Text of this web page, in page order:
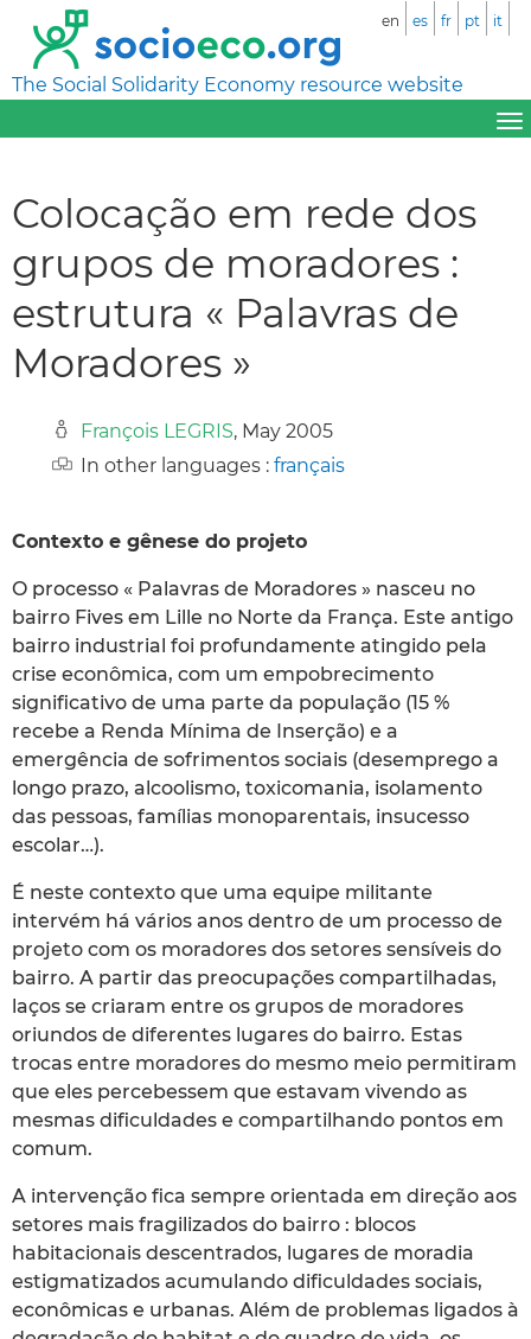
The Social Solidarity Economy resource website
en es fr pt it
Colocação em rede dos
grupos de moradores :
estrutura « Palavras de
Moradores »
François LEGRIS, May 2005
In other languages : français
Contexto e gênese do projeto
O processo « Palavras de Moradores » nasceu no
bairro Fives em Lille no Norte da França. Este antigo
bairro industrial foi profundamente atingido pela
crise econômica, com um empobrecimento
significativo de uma parte da população (15 %
recebe a Renda Mínima de Inserção) e a
emergência de sofrimentos sociais (desemprego a
longo prazo, alcoolismo, toxicomania, isolamento
das pessoas, famílias monoparentais, insucesso
escolar…).
É neste contexto que uma equipe militante
intervém há vários anos dentro de um processo de
projeto com os moradores dos setores sensíveis do
bairro. A partir das preocupações compartilhadas,
laços se criaram entre os grupos de moradores
oriundos de diferentes lugares do bairro. Estas
trocas entre moradores do mesmo meio permitiram
que eles percebessem que estavam vivendo as
mesmas dificuldades e compartilhando pontos em
comum.
A intervenção fica sempre orientada em direção aos
setores mais fragilizados do bairro : blocos
habitacionais descentrados, lugares de moradia
estigmatizados acumulando dificuldades sociais,
econômicas e urbanas. Além de problemas ligados à